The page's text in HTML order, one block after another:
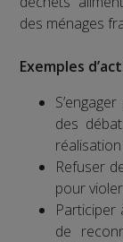
des ménages
Exemples
des
Refuser
pour
Participer
de